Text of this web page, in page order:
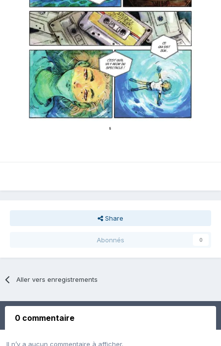
Share
Abonnés 0
Aller vers enregistrements
0 commentaire
Il n’y a aucun commentaire à afficher.